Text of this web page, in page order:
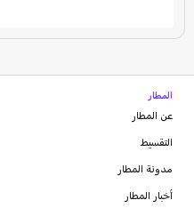
المطار
عن المطار
التقسيط
مدونة المطار
أخبار المطار